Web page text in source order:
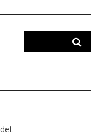
for: